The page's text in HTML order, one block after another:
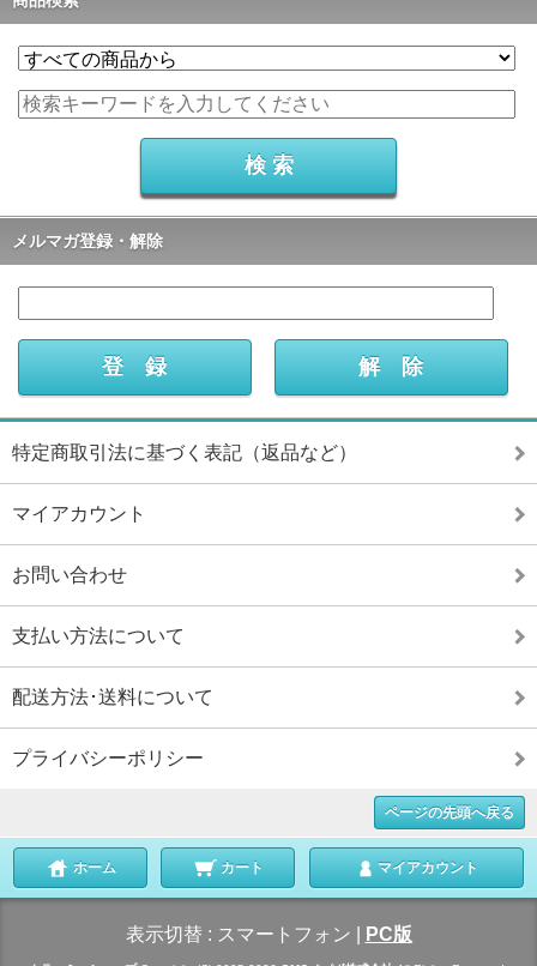
メルマガ登録・解除
特定商取引法に基づく表記（返品など）
マイアカウント
お問い合わせ
支払い方法について
配送方法･送料について
プライバシーポリシー
ページの先頭へ戻る
ホーム カート マイアカウント
表示切替 : スマートフォン PC版